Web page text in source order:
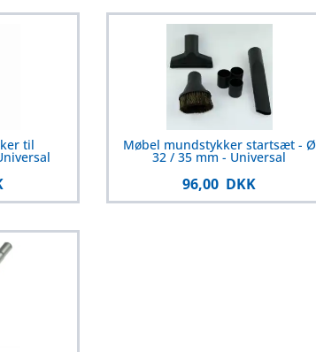
til Møbel mundstykker startsæt - Ø
32 / 35 mm - Universal
96,00 DKK